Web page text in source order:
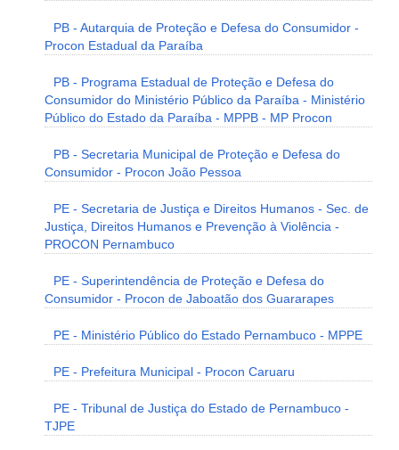
PB - Autarquia de Proteção e Defesa do Consumidor -
Procon Estadual da Paraíba
PB - Programa Estadual de Proteção e Defesa do
Consumidor do Ministério Público da Paraíba - Ministério
Público do Estado da Paraíba - MPPB - MP Procon
PB - Secretaria Municipal de Proteção e Defesa do
Consumidor - Procon João Pessoa
PE - Secretaria de Justiça e Direitos Humanos - Sec. de
Justiça, Direitos Humanos e Prevenção à Violência -
PROCON Pernambuco
PE - Superintendência de Proteção e Defesa do
Consumidor - Procon de Jaboatão dos Guararapes
PE - Ministério Público do Estado Pernambuco - MPPE
PE - Prefeitura Municipal - Procon Caruaru
PE - Tribunal de Justiça do Estado de Pernambuco -
TJPE